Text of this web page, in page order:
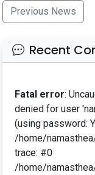
Previous News
Recent
Fatal error:
denied for user
(using password:
/home/
trace: #0
/home/